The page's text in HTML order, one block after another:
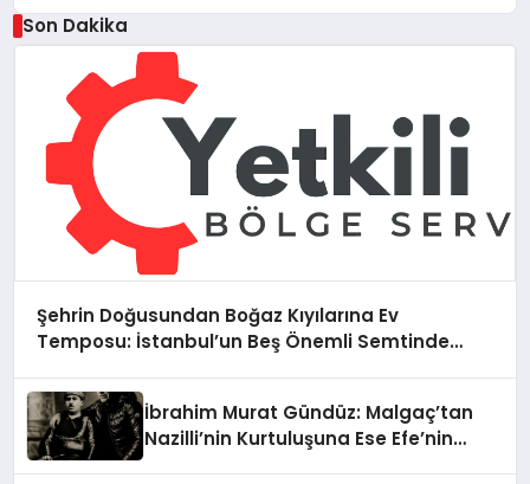
Son Dakika
Şehrin Doğusundan Boğaz Kıyılarına Ev
Temposu: İstanbul’un Beş Önemli Semtinde
İbrahim Murat Gündüz: Malgaç’tan
Nazilli’nin Kurtuluşuna Ese Efe’nin